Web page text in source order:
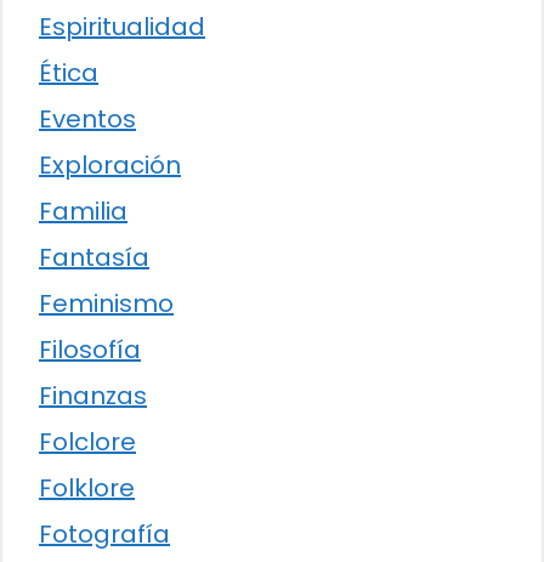
Espiritualidad
Ética
Eventos
Exploración
Familia
Fantasía
Feminismo
Filosofía
Finanzas
Folclore
Folklore
Fotografía